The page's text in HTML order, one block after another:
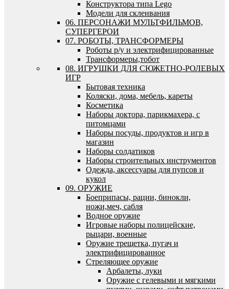
Конструктора типа Lego
Модели для склеивания
06. ПЕРСОНАЖИ МУЛЬТФИЛЬМОВ,
СУПЕРГЕРОИ
07. РОБОТЫ, ТРАНСФОРМЕРЫ
Роботы р/у и электрифицированные
Трансформеры,тобот
08. ИГРУШКИ ДЛЯ СЮЖЕТНО-РОЛЕВЫХ
ИГР
Бытовая техника
Коляски, дома, мебель, кареты
Косметика
Наборы доктора, парикмахера, с
питомцами
Наборы посуды, продуктов и игр в
магазин
Наборы солдатиков
Наборы строительных инструментов
Одежда, аксессуары для пупсов и
кукол
09. ОРУЖИЕ
Боеприпасы, рации, бинокли,
ножи,меч, сабля
Водное оружие
Игровые наборы полицейские,
рыцари, военные
Оружие трещетка, пугач и
электрифицированное
Стреляющее оружие
Арбалеты, луки
Оружие с гелевыми и мягкими